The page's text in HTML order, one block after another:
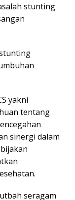
stunting
yakni
tentang
sinergi dalam
seragam